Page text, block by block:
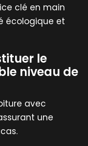
clé en main
écologique et
le
niveau de
avec
une